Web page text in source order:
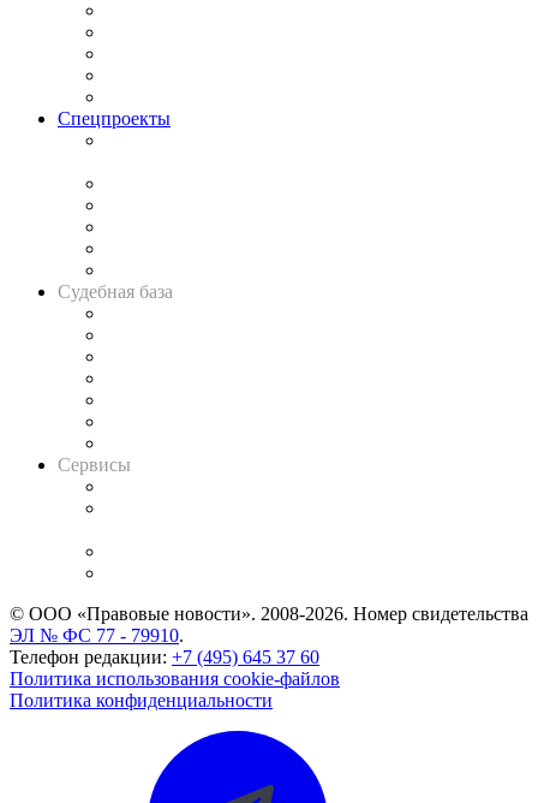
Спецпроекты
Судебная база
Сервисы
© ООО «Правовые новости». 2008-2026. Номер свидетельства
ЭЛ № ФС 77 - 79910.
Телефон редакции: +7 (495) 645 37 60
Политика использования cookie-файлов
Политика конфиденциальности